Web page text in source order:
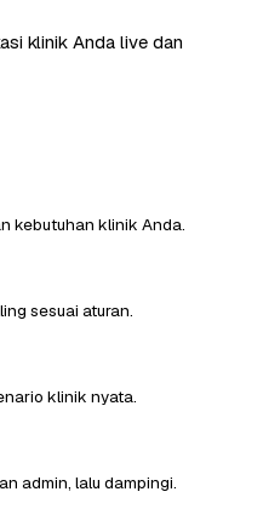
klinik Anda live dan
kebutuhan klinik Anda.
sesuai aturan.
klinik nyata.
admin, lalu dampingi.